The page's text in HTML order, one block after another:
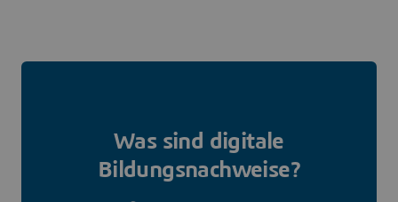
Was sind digitale
Bildungsnachweise?